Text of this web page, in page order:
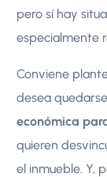
pero sí hay
especialmente
Conviene
desea
económica
quieren
el inmueble. Y,